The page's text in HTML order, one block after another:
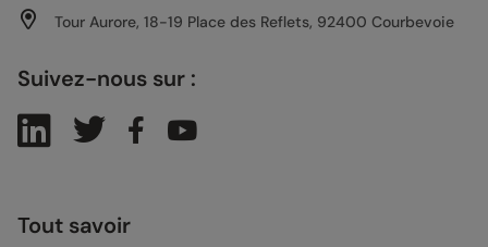
Tour Aurore, 18-19 Place des Reflets, 92400 Courbevoie
Suivez-nous sur :
Tout savoir